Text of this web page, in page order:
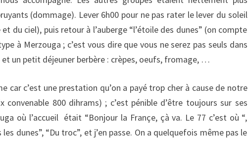
(dommage). Lever 6h00 pour ne pas rater le lever du soleil
du ciel), puis retour à l’auberge “l’étoile des dunes” (on compte
à Merzouga ; c’est vous dire que vous ne serez pas seuls dans
et un petit déjeuner berbère : crèpes, oeufs, fromage, …
car c’est une prestation qu’on a payé trop cher à cause de notre
convenable 800 dihrams) ; c’est pénible d’être toujours sur ses
où l’accueil était “Bonjour la Françe, çà va. Le 77 c’est où “,
dunes”, “Du troc”, et j’en passe. On a quelquefois même pas le